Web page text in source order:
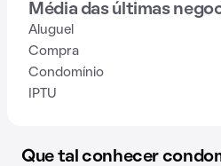
Média das últimas
Aluguel
Compra
Condomínio
IPTU
Que tal conhecer